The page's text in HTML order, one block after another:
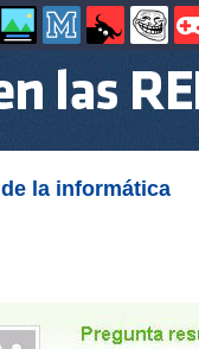
la informática